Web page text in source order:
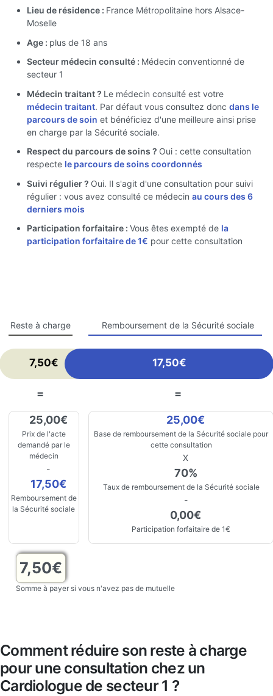
Lieu de résidence : France Métropolitaine hors Alsace-
Moselle
Age : plus de 18 ans
Secteur médecin consulté : Médecin conventionné de
secteur 1
Médecin traitant ? Le médecin consulté est votre
médecin traitant. Par défaut vous consultez donc dans le
parcours de soin et bénéficiez d'une meilleure ainsi prise
en charge par la Sécurité sociale.
Respect du parcours de soins ? Oui : cette consultation
respecte le parcours de soins coordonnés
Suivi régulier ? Oui. Il s'agit d'une consultation pour suivi
régulier : vous avez consulté ce médecin au cours des 6
derniers mois
Participation forfaitaire : Vous êtes exempté de la
participation forfaitaire de 1€ pour cette consultation
Reste à charge Remboursement de la Sécurité sociale
7,50€ 17,50€
= =
25,00€
Prix de l'acte
demandé par le
médecin
-
17,50€
Remboursement de
la Sécurité sociale
25,00€
Base de remboursement de la Sécurité sociale pour
cette consultation
X
70%
Taux de remboursement de la Sécurité sociale
-
0,00€
Participation forfaitaire de 1€
7,50€
Somme à payer si vous n'avez pas de mutuelle
Comment réduire son reste à charge
pour une consultation chez un
Cardiologue de secteur 1 ?